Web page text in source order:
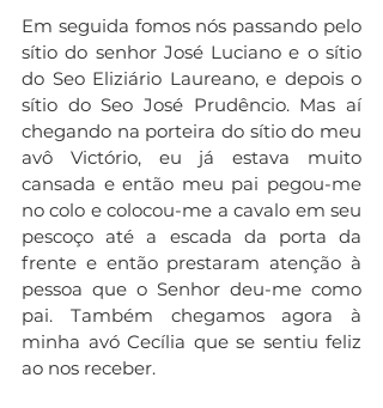
Em seguida fomos nós passando pelo
sítio do senhor José Luciano e o sítio
do Seo Eliziário Laureano, e depois o
sítio do Seo José Prudêncio. Mas aí
chegando na porteira do sítio do meu
avô Victório, eu já estava muito
cansada e então meu pai pegou-me
no colo e colocou-me a cavalo em seu
pescoço até a escada da porta da
frente e então prestaram atenção à
pessoa que o Senhor deu-me como
pai. Também chegamos agora à
minha avó Cecília que se sentiu feliz
ao nos receber.